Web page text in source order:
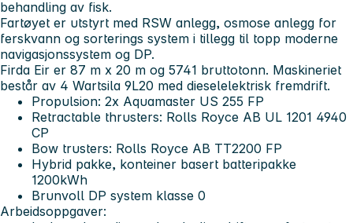
behandling av fisk.
Fartøyet er utstyrt med RSW anlegg, osmose anlegg for
ferskvann og sorterings system i tillegg til topp moderne
navigasjonssystem og DP.
Firda Eir er 87 m x 20 m og 5741 bruttotonn. Maskineriet
består av 4 Wartsila 9L20 med dieselelektrisk fremdrift.
Propulsion: 2x Aquamaster US 255 FP
Retractable thrusters: Rolls Royce AB UL 1201 4940
CP
Bow trusters: Rolls Royce AB TT2200 FP
Hybrid pakke, konteiner basert batteripakke
1200kWh
Brunvoll DP system klasse 0
Arbeidsoppgaver: